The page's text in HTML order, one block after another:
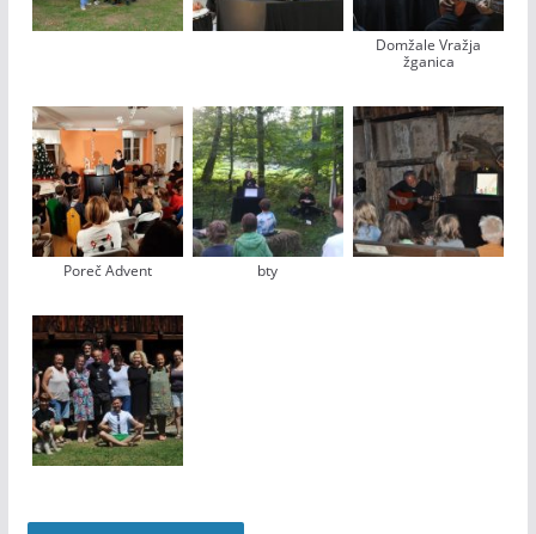
Domžale Vražja
žganica
Poreč Advent bty